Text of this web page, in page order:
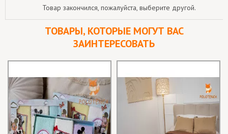
Товар закончился, пожалуйста, выберите другой.
ТОВАРЫ, КОТОРЫЕ МОГУТ ВАС
ЗАИНТЕРЕСОВАТЬ